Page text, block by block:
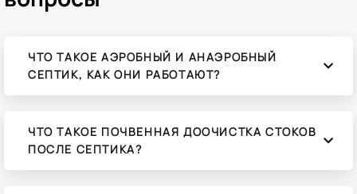
ЧТО ТАКОЕ АЭРОБНЫЙ И АНАЭРОБНЫЙ
СЕПТИК, КАК ОНИ РАБОТАЮТ?
ЧТО ТАКОЕ ПОЧВЕННАЯ ДООЧИСТКА СТОКОВ
ПОСЛЕ СЕПТИКА?